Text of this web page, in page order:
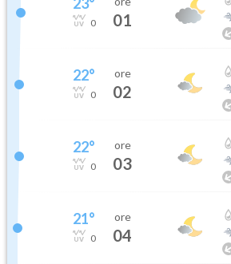
0 01
22°
0
ore
02
22°
0
ore
03
21°
0
ore
04